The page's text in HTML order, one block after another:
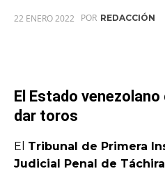
22 ENERO 2022 POR REDACCIÓN
El Estado
dar toros
El Tribunal de Primera
Judicial Penal de Táchira